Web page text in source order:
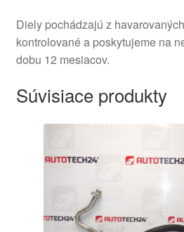
Diely pochádzajú z
kontrolované a poskytujeme na
dobu 12 mesiacov.
Súvisiace produkty